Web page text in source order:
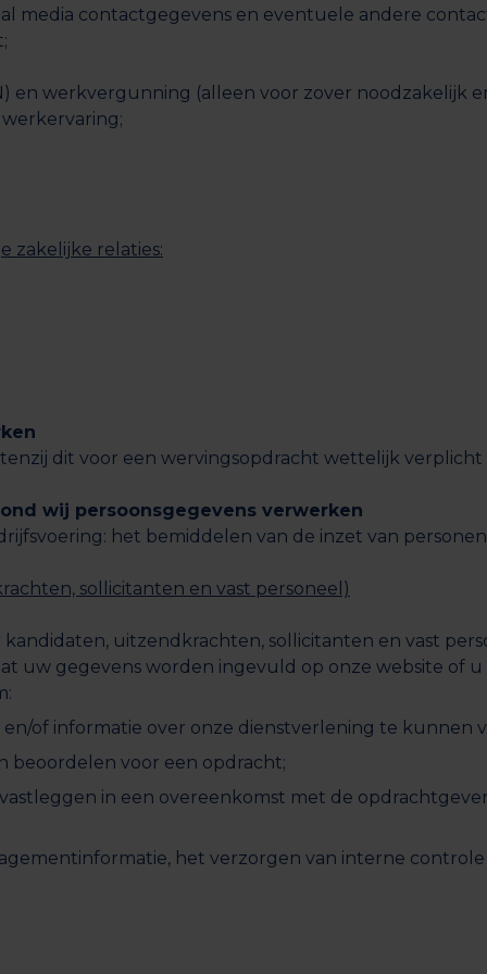
media contactgegevens en eventuele andere
en werkvergunning (alleen voor zover noodzakelijk
zakelijke relaties:
dit voor een wervingsopdracht wettelijk verplicht
wij persoonsgegevens verwerken
het bemiddelen van de inzet van
sollicitanten en vast personeel)
uitzendkrachten, sollicitanten en vast
uw gegevens worden ingevuld op onze website of u
of informatie over onze dienstverlening te kunnen
beoordelen voor een opdracht;
in een overeenkomst met de
het verzorgen van interne